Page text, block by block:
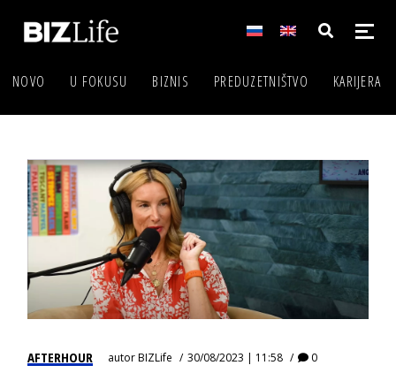
NOVO U FOKUSU BIZNIS PREDUZETNIŠTVO KARIJERA
AFTERHOUR autorBIZLife 30/08/2023 | 11:58 0